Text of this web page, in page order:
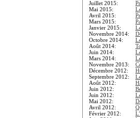
Juillet 2015:
Mai 2015:
Avril 2015:
Mars 2015:
Janvier 2015:
Novembre 2014:
Octobre 2014:
Août 2014:
Juin 2014:
Mars 2014:
Novembre 2013:
Décembre 2012:
Septembre 2012:
Août 2012:
Juin 2012:
Juin 2012:
Mai 2012:
Avril 2012:
Février 2012: